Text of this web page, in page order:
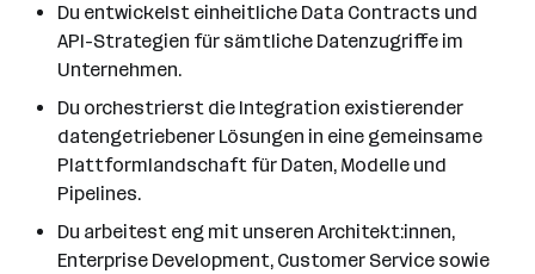
Du entwickelst einheitliche Data Contracts und
API-Strategien für sämtliche Datenzugriffe im
Unternehmen.
Du orchestrierst die Integration existierender
datengetriebener Lösungen in eine gemeinsame
Plattformlandschaft für Daten, Modelle und
Pipelines.
Du arbeitest eng mit unseren Architekt:innen,
Enterprise Development, Customer Service sowie